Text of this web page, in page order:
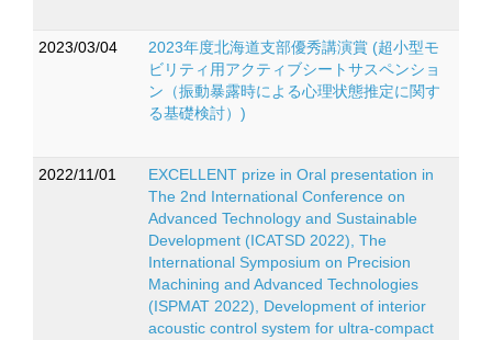
2023/03/04
2023年度北海道支部優秀講演賞 (超小型モ
ビリティ用アクティブシートサスペンショ
ン（振動暴露時による心理状態推定に関す
る基礎検討）)
2022/11/01
EXCELLENT prize in Oral presentation in
The 2nd International Conference on
Advanced Technology and Sustainable
Development (ICATSD 2022), The
International Symposium on Precision
Machining and Advanced Technologies
(ISPMAT 2022), Development of interior
acoustic control system for ultra-compact